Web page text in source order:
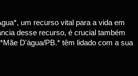
um recurso vital para a vida em
desse recurso, é crucial também
D'água/PB.* têm lidado com a sua